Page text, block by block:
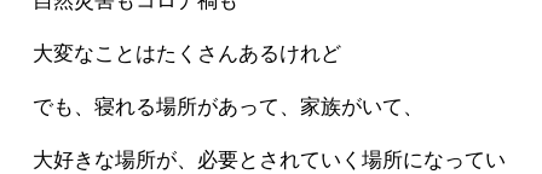
大変なことはたくさんあるけれど
でも、寝れる場所があって、家族がいて、
大好きな場所が、必要とされていく場所になってい